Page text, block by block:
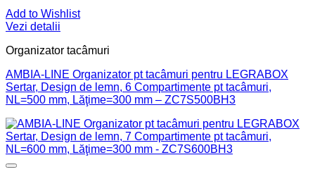
Add to Wishlist
Vezi detalii
Organizator tacâmuri
AMBIA-LINE Organizator pt tacâmuri pentru LEGRABOX
Sertar, Design de lemn, 6 Compartimente pt tacâmuri,
NL=500 mm, Lăţime=300 mm – ZC7S500BH3